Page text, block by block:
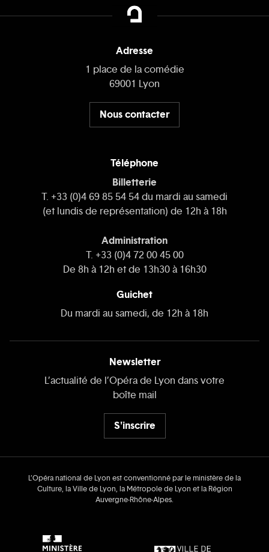
Adresse
1 place de la comédie
69001 Lyon
Nous contacter
Téléphone
Billetterie
T. +33 (0)4 69 85 54 54 du mardi au samedi
(et lundis de représentation) de 12h à 18h
Administration
T. +33 (0)4 72 00 45 00
De 8h à 12h et de 13h30 à 16h30
Guichet
Du mardi au samedi, de 12h à 18h
Newsletter
L’actualité de l’Opéra de Lyon dans votre
boîte mail
S'inscrire
L’Opéra national de Lyon est conventionné par le ministère de la
Culture, la Ville de Lyon, la Métropole de Lyon et la Région
Auvergne‑Rhône‑Alpes.